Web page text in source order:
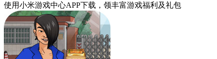
使用小米游戏中心APP下载 ，领丰富游戏福利 及礼包